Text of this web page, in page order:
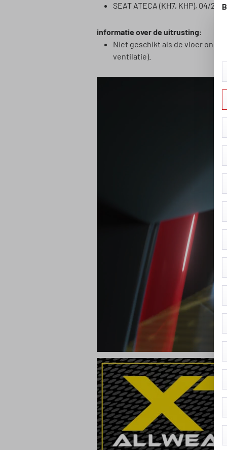
SEAT ATECA (KH7, KHP), 04/
informatie over de uitrusting:
Niet geschikt als de vloer
ventilatie).